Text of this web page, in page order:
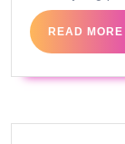
READ MORE